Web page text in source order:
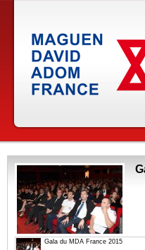
Gala du MDA France 2015